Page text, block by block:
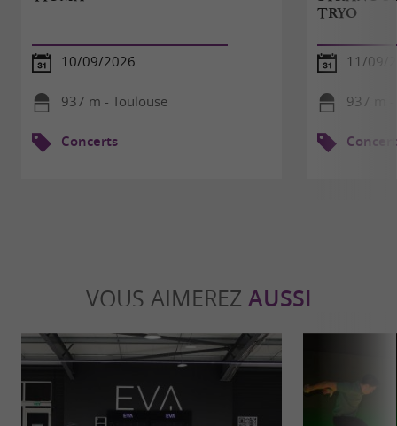
10/09/2026
937 m - Toulouse
Concerts
TRYO
11/09/
937 m -
VOUS AIMEREZ AUSSI